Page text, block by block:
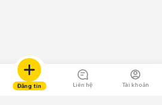
Đăng tin Liên hệ Tài khoản